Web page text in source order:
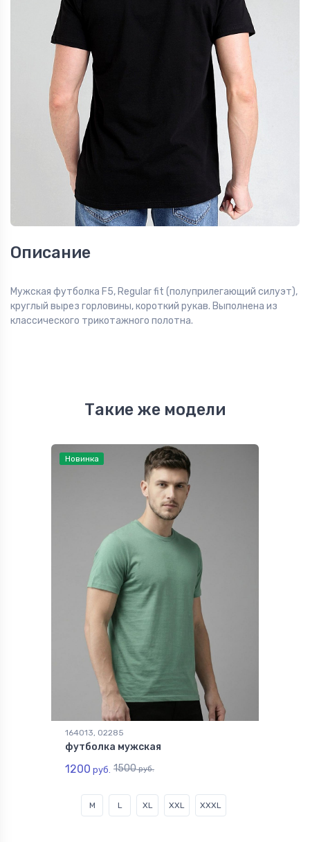
Описание
Мужская футболка F5, Regular fit (полуприлегающий силуэт),
круглый вырез горловины, короткий рукав. Выполнена из
классического трикотажного полотна.
Такие же модели
Новинка
164013, 02285
футболка мужская
1200 руб. 1500руб.
M L XL XXL XXXL